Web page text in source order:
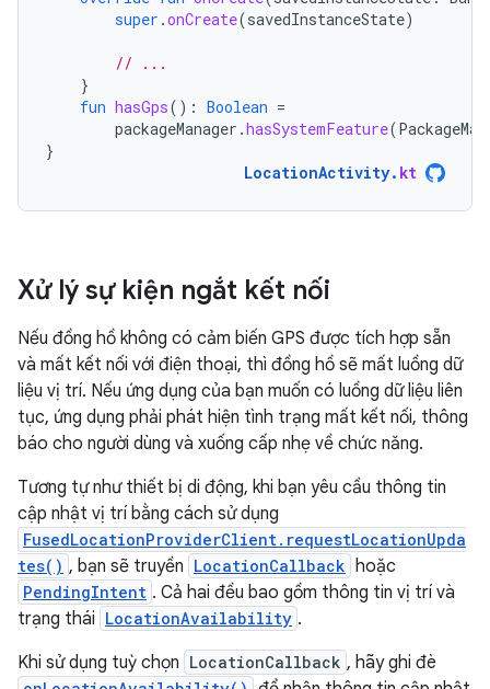
super .onCreate(savedInstanceState)
// ...
}
fun hasGps(): Boolean =
packageManager .hasSystemFeature(
}
LocationActivity. kt
Xử lý sự kiện ngắt kết nối
Nếu đồng hồ không có cảm biến GPS được tích hợp sẵn
và mất kết nối với điện thoại, thì đồng hồ sẽ mất luồng dữ
liệu vị trí. Nếu ứng dụng của bạn muốn có luồng dữ liệu liên
tục, ứng dụng phải phát hiện tình trạng mất kết nối, thông
báo cho người dùng và xuống cấp nhẹ về chức năng.
Tương tự như thiết bị di động, khi bạn yêu cầu thông tin
cập nhật vị trí bằng cách sử dụng
FusedLocationProviderClient.requestLocationUpda
tes() , bạn sẽ truyền LocationCallback hoặc
PendingIntent . Cả hai đều bao gồm thông tin vị trí và
trạng thái LocationAvailability .
Khi sử dụng tuỳ chọn LocationCallback , hãy ghi đè